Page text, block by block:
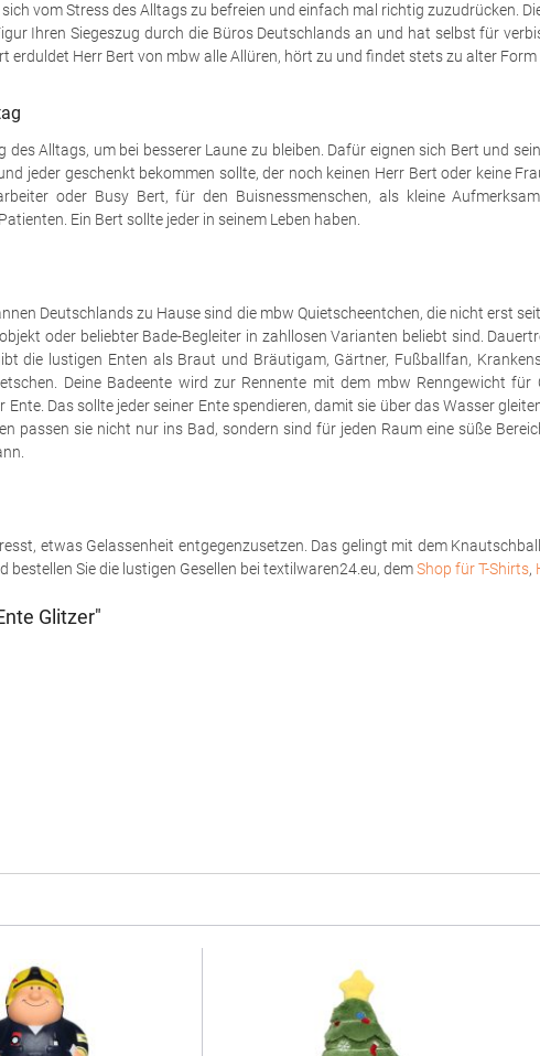
vom Stress des Alltags zu befreien und einfach mal richtig zuzudrücken.
Ihren Siegeszug durch die Büros Deutschlands an und hat selbst für
erduldet Herr Bert von mbw alle Allüren, hört zu und findet stets zu alter Form
Alltags, um bei besserer Laune zu bleiben. Dafür eignen sich Bert und
jeder geschenkt bekommen sollte, der noch keinen Herr Bert oder keine
oder Busy Bert, für den Buisnessmenschen, als kleine
Ein Bert sollte jeder in seinem Leben haben.
Deutschlands zu Hause sind die mbw Quietscheentchen, die nicht erst
oder beliebter Bade-Begleiter in zahllosen Varianten beliebt sind.
die lustigen Enten als Braut und Bräutigam, Gärtner, Fußballfan,
Deine Badeente wird zur Rennente mit dem mbw Renngewicht
Das sollte jeder seiner Ente spendieren, damit sie über das Wasser
passen sie nicht nur ins Bad, sondern sind für jeden Raum eine süße
etwas Gelassenheit entgegenzusetzen. Das gelingt mit dem
Sie die lustigen Gesellen bei textilwaren24.eu, demShop für T-Shirts,
Glitzer"